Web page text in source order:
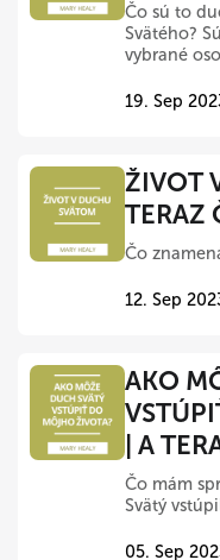
Čo sú to
Svätého?
vybrané
19. Sep
ŽIVOT
TERAZ
Čo
12. Sep
AKO
| A
Čo mám
Svätý
05. Sep